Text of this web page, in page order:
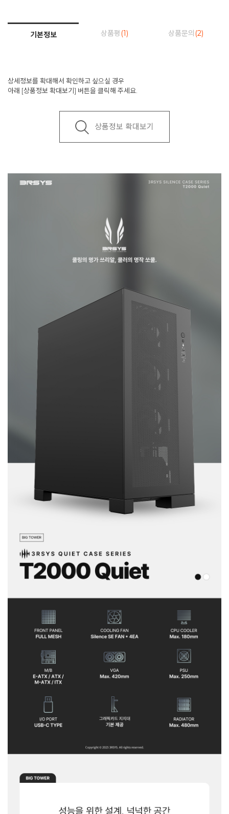
기본정보 상품평 (1) 상품문의 (2)
상세정보를 확대해서 확인하고 싶으실 경우
아래 [상품정보 확대보기] 버튼을 클릭해 주세요.
상품정보 확대보기